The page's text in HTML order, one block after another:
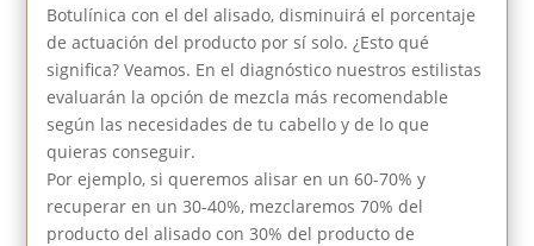
Botulínica con el del alisado, disminuirá el porcentaje
de actuación del producto por sí solo. ¿Esto qué
significa? Veamos. En el diagnóstico nuestros estilistas
evaluarán la opción de mezcla más recomendable
según las necesidades de tu cabello y de lo que
quieras conseguir.
Por ejemplo, si queremos alisar en un 60-70% y
recuperar en un 30-40%, mezclaremos 70% del
producto del alisado con 30% del producto de